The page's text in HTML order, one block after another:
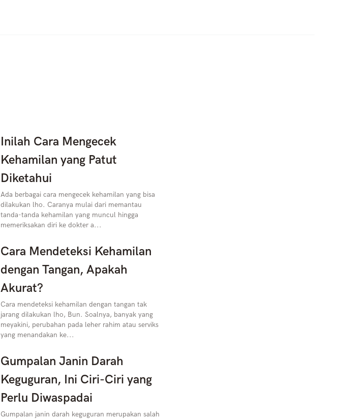
Inilah Cara Mengecek
Kehamilan yang Patut
Diketahui
Ada berbagai cara mengecek kehamilan yang bisa
dilakukan lho. Caranya mulai dari memantau
tanda-tanda kehamilan yang muncul hingga
memeriksakan diri ke dokter a...
Cara Mendeteksi Kehamilan
dengan Tangan, Apakah
Akurat?
Cara mendeteksi kehamilan dengan tangan tak
jarang dilakukan lho, Bun. Soalnya, banyak yang
meyakini, perubahan pada leher rahim atau serviks
yang menandakan ke...
Gumpalan Janin Darah
Keguguran, Ini Ciri-Ciri yang
Perlu Diwaspadai
Gumpalan janin darah keguguran merupakan salah